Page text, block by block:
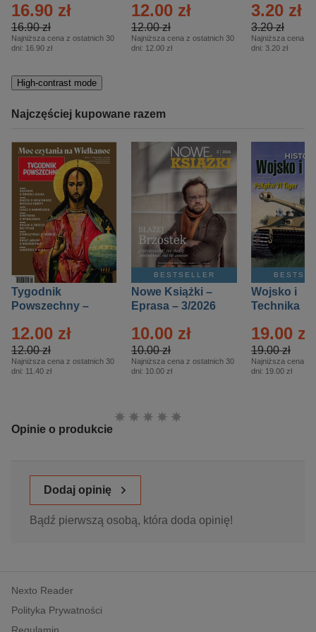
16.90 zł
16.90 zł
Najniższa cena z ostatnich 30
dni: 16.90 zł
12.00 zł
12.00 zł
Najniższa cena z ostatnich 30
dni: 12.00 zł
3.20 zł
3.20 zł
Najniższa cena z
dni: 3.20 zł
High-contrast mode
Najczęściej kupowane razem
Tygodnik
Powszechny –
12.00 zł
12.00 zł
Najniższa cena z ostatnich 30
dni: 11.40 zł
BESTSELLER
Nowe Książki –
Eprasa – 3/2026
10.00 zł
10.00 zł
Najniższa cena z ostatnich 30
dni: 10.00 zł
Wojsko i
Technika
– 2/2026
19.00 zł
19.00 zł
Najniższa cena z
dni: 19.00 zł
Opinie o produkcie
Ocena:
Dodaj opinię
Bądź pierwszą osobą, która doda opinię!
Nexto Reader
Polityka Prywatności
Regulamin